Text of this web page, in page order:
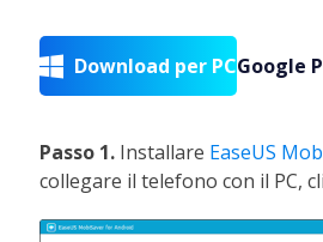
 Download per PCGoogle
Passo 1. Installare EaseUS
collegare il telefono con il PC,